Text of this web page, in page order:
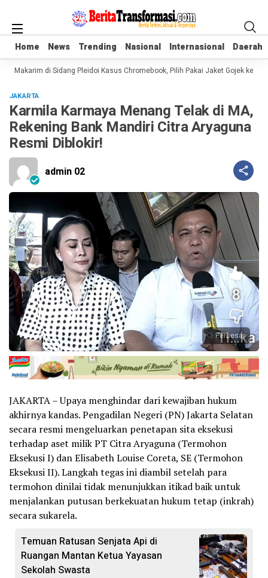
Home News Trending Nasional Internasional Daerah
Home News Trending Nasional Internasional Daerah
Makarim di Sidang Pleidoi Kasus Chromebook, Pilih Pakai Jaket Gojek
JAKARTA
Karmila Karmaya Menang Telak di MA,
Rekening Bank Mandiri Citra Aryaguna
Resmi Diblokir!
admin 02
Perbesar
JAKARTA – Upaya menghindar dari kewajiban hukum
akhirnya kandas. Pengadilan Negeri (PN) Jakarta Selatan
secara resmi mengeluarkan penetapan sita eksekusi
terhadap aset milik PT Citra Aryaguna (Termohon
Eksekusi I) dan Elisabeth Louise Coreta, SE (Termohon
Eksekusi II). Langkah tegas ini diambil setelah para
termohon dinilai tidak menunjukkan itikad baik untuk
menjalankan putusan berkekuatan hukum tetap (inkrah)
secara sukarela.
Temuan Ratusan Senjata Api di
Ruangan Mantan Ketua Yayasan
Sekolah Swasta